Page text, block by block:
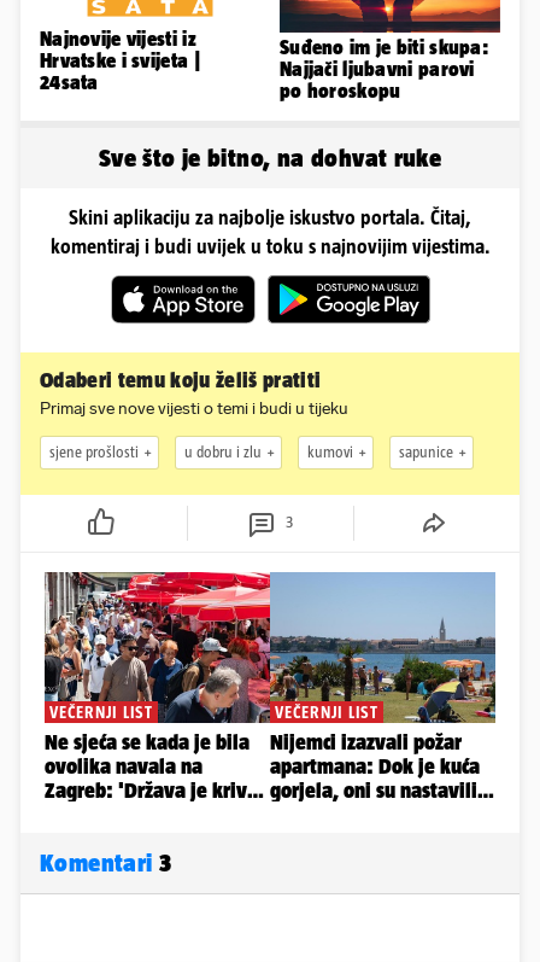
Najnovije vijesti iz
Hrvatske i svijeta |
24sata
Suđeno im je biti skupa:
Najjači ljubavni parovi
po horoskopu
Sve što je bitno, na dohvat ruke
Skini aplikaciju za najbolje iskustvo portala. Čitaj,
komentiraj i budi uvijek u toku s najnovijim vijestima.
Odaberi temu koju želiš pratiti
Primaj sve nove vijesti o temi i budi u tijeku
sjene prošlosti u dobru i zlu kumovi sapunice
3
Komentari 3